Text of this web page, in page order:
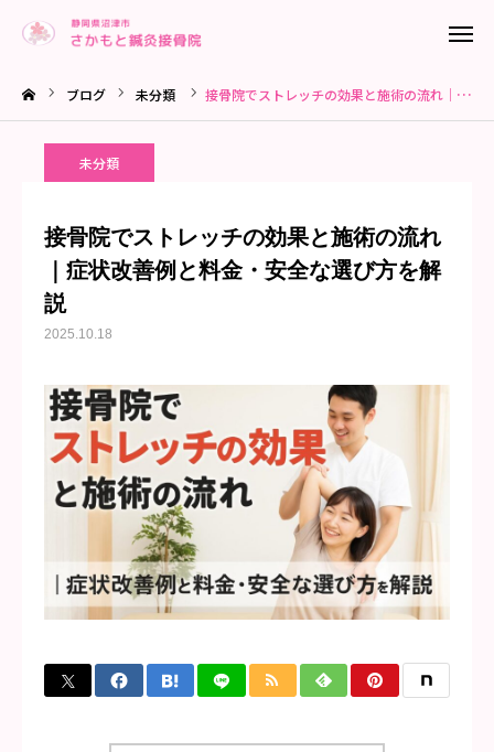
ブログ 未分類 接骨院でストレッチの効果と施術の流れ｜症状改善例と料金・安全な選び方を解説
未分類
接骨院でストレッチの効果と施術の流れ
｜症状改善例と料金・安全な選び方を解
説
2025.10.18
 ネット予約
はじめての方へ
施術内容
お客様の声
ブログ